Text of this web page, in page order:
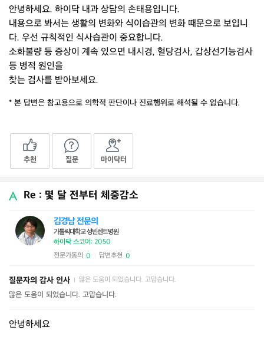
안녕하세요. 하이닥 내과 상담의 손태용입니다.
내용으로 봐서는 생활의 변화와 식이습관의 변화 때문으로 보입니
다. 우선 규칙적인 식사습관이 중요합니다.
소화불량 등 증상이 계속 있으면 내시경, 혈당검사, 갑상선기능검사
등 병적 원인을
찾는 검사를 받아보세요.
* 본 답변은 참고용으로 의학적 판단이나 진료행위로 해석될 수 없습니다.
추천 질문 마이닥터
Re : 몇 달 전부터 체중감소
김경남 전문의
가톨릭대학교 성빈센트병원
하이닥 스코어: 2050
전문가동의 0 답변추천 0
질문자의 감사 인사 많은 도움이 되었습니다. 고맙습니다.
많은 도움이 되었습니다. 고맙습니다.
안녕하세요